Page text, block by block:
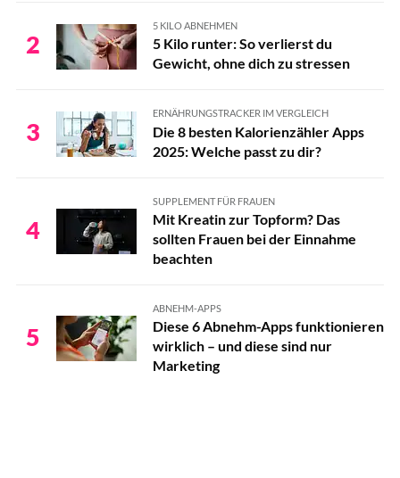
2
5 KILO ABNEHMEN
5 Kilo runter: So verlierst du
Gewicht, ohne dich zu stressen
3
ERNÄHRUNGSTRACKER IM VERGLEICH
Die 8 besten Kalorienzähler Apps
2025: Welche passt zu dir?
4
SUPPLEMENT FÜR FRAUEN
Mit Kreatin zur Topform? Das
sollten Frauen bei der Einnahme
beachten
5
ABNEHM-APPS
Diese 6 Abnehm-Apps funktionieren
wirklich – und diese sind nur
Marketing